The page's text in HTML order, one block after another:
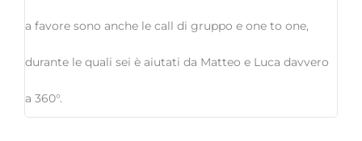
a favore sono anche le call di gruppo e one to one,
durante le quali sei è aiutati da Matteo e Luca davvero
a 360°.